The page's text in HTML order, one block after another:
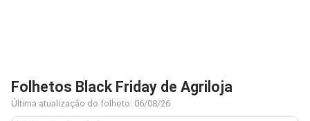
Folhetos Black Friday de Agriloja
Última atualização do folheto: 06/08/26